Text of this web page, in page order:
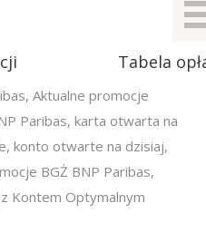
Tabela
, Aktualne promocje
Paribas, karta otwarta na
, konto otwarte na dzisiaj,
BGŻ BNP Paribas,
Kontem Optymalnym